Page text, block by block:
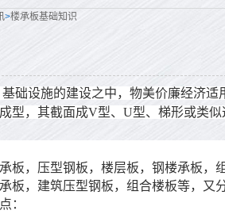
>楼承板基础知识
础设施的建设之中，物美价廉经济
型，其截面成V型、U型、梯形或类
，压型钢板，楼层板，钢楼承板，
板，建筑压型钢板，组合楼板等，又
：